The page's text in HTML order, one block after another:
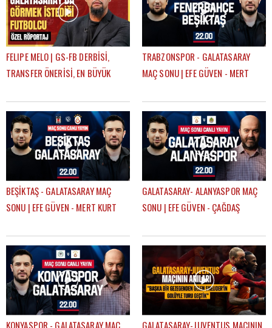
FELIPE MELO | GS-FB DERBİSİ,
TRANSFER ÖNERİSİ, EN BÜYÜK
TRABZONSPOR - GALATASARAY
MAÇ SONU | EFE GÜVEN - MERT
BEŞİKTAŞ - GALATASARAY MAÇ
SONU | EFE GÜVEN - MERT KURT
GALATASARAY- ALANYASPOR MAÇ
SONU | EFE GÜVEN - ÇAĞDAŞ
KONYASPOR - GALATASARAY MAÇ
GALATASARAY-JUVENTUS MAÇININ